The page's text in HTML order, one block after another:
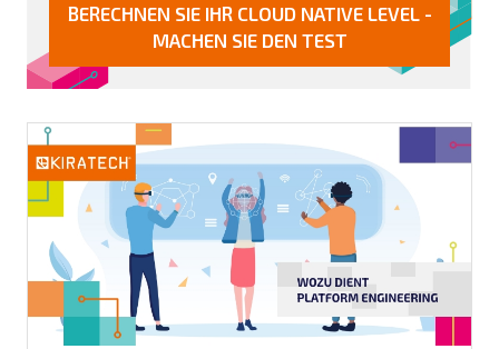
BERECHNEN SIE IHR CLOUD NATIVE LEVEL -
MACHEN SIE DEN TEST